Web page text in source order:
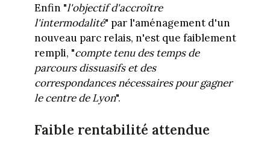
Enfin "l'objectif d'accroître
l'intermodalité" par l'aménagement d'un
nouveau parc relais, n'est que faiblement
rempli, "compte tenu des temps de
parcours dissuasifs et des
correspondances nécessaires pour gagner
le centre de Lyon".
Faible rentabilité attendue